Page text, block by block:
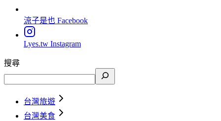
涼子是也 Facebook
Lyes.tw Instagram
搜尋
台灣旅遊
台灣美食